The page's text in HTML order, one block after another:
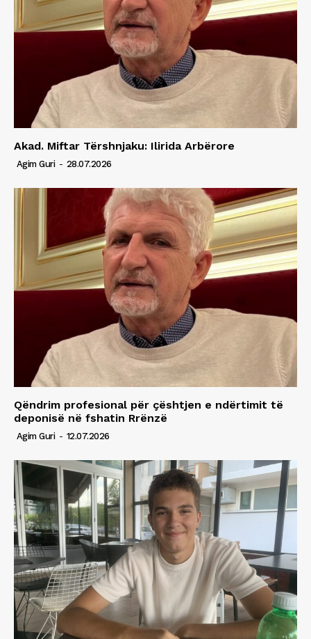
Akad. Miftar Tërshnjaku: Ilirida Arbërore
Agim Guri - 28.07.2026
Qëndrim profesional për çështjen e ndërtimit të
deponisë në fshatin Rrënzë
Agim Guri - 12.07.2026